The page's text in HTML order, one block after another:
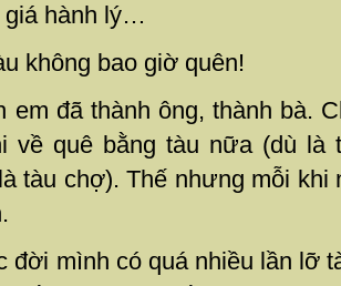
giá hành lý…
không bao giờ quên!
em đã thành ông, thành bà.
về quê bằng tàu nữa (dù là
tàu chợ). Thế nhưng mỗi khi
đời mình có quá nhiều lần lỡ